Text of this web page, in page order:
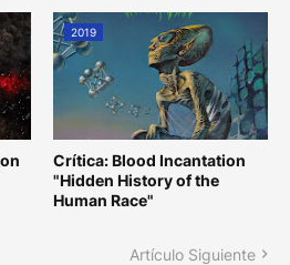
2019
Crítica: Blood Incantation
"Hidden History of the
Human Race"
Artículo Siguiente